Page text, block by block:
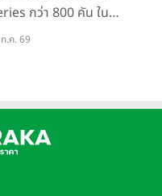
กว่า 800 คัน ใน
ONE-SIXTI-ER ตัว
.ค. 69